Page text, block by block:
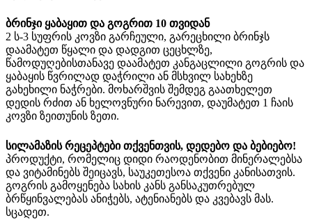
ბრინჯი ყაბაყით და გოგრით 10 თვიდან
2 ს-3 სუფრის კოვზი გარჩეული, გარეცხილი ბრინჯს
დაამატეთ წყალი და დადგით ცეცხლზე,
წამოდუღებისთანავე დაამატეთ კანგაცლილი გოგრის და
ყაბაყის წვრილად დაჭრილი ან მსხვილ სახეხზე
გახეხილი ნაჭრები. მოხარშვის შემდეგ გაათხელეთ
დედის რძით ან ხელოვნური ნარევით, დაუმატეთ 1 ჩაის
კოვზი ზეითუნის ზეთი.
სილამაზის რეცეპტები თქვენთვის, დედებო და ბებიებო!
პროდუქტი, რომელიც დიდი რაოდენობით მინერალებსა
და ვიტამინებს შეიცავს, საუკეთესოა თქვენი კანისათვის.
გოგრის გამოყენება სახის კანს განსაკუთრებულ
ბრწყინვალებას ანიჭებს, ატენიანებს და კვებავს მას.
სცადეთ.